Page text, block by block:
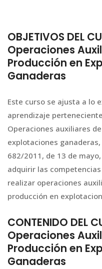
OBJETIVOS DEL
Operaciones
Producción en
Ganaderas
Este curso se ajusta a lo
aprendizaje
Operaciones auxiliares
explotaciones
682/2011, de 13 de
adquirir las
realizar operaciones
producción en
CONTENIDO DEL
Operaciones
Producción en
Ganaderas